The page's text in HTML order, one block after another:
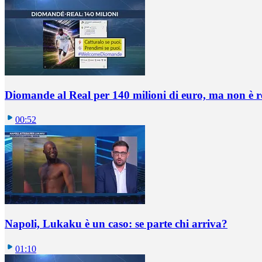
Diomande al Real per 140 milioni di euro, ma non è
00:52
Napoli, Lukaku è un caso: se parte chi arriva?
01:10